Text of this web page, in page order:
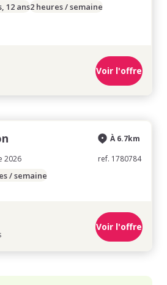
12 ans2 heures / semaine
Voir l'offre
2026
À 6.7km
ref. 1780784
/ semaine
Voir l'offre